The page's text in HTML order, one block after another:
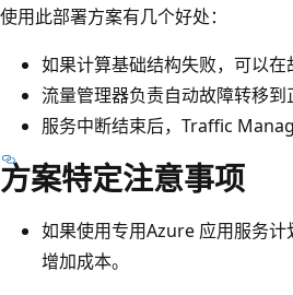
使用此部署方案有几个好处：
如果计算基础结构失败，可以在
流量管理器负责自动故障转移到
服务中断结束后，Traffic
方案特定注意事项
如果使用专用Azure 应用服务
增加成本。